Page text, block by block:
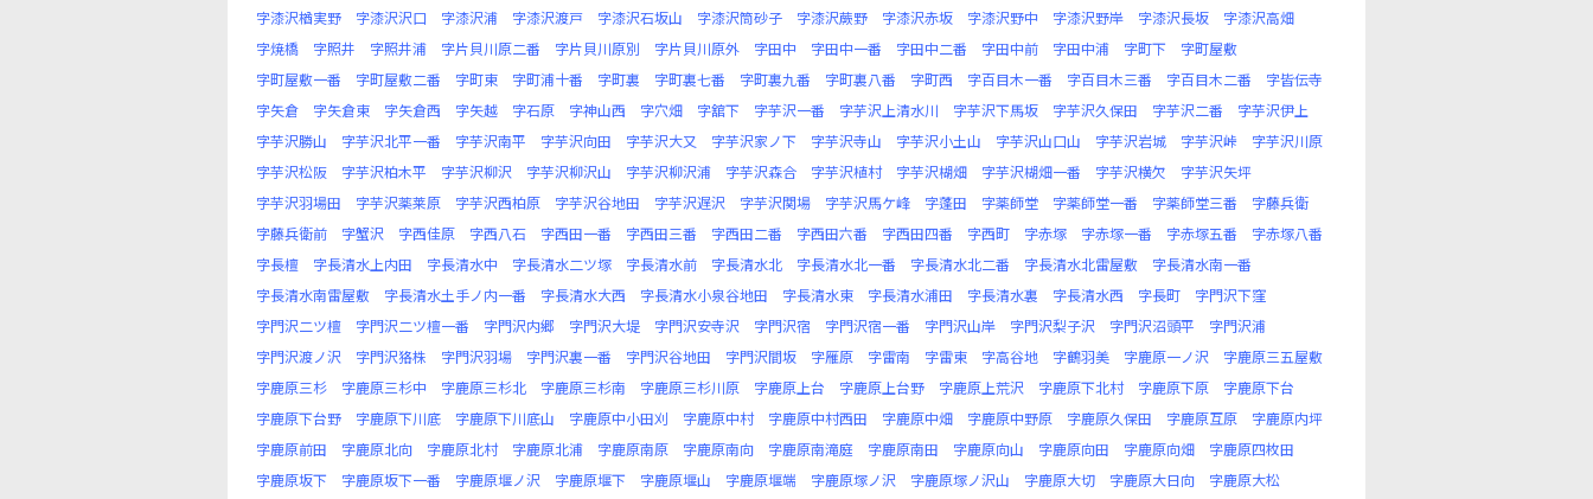
字漆沢楢実野
字漆沢沢口 字漆沢浦 字漆沢渡戸 字漆沢石坂山 字漆沢筒砂子 字漆沢蕨野 字漆沢赤坂 字漆沢野中 字漆沢野岸 字漆沢長坂
字漆沢高畑
字焼橋
字照井 字照井浦 字片貝川原二番 字片貝川原別 字片貝川原外 字田中 字田中一番 字田中二番 字田中前 字田中浦 字町下
字町屋敷
字町屋敷一番
字町屋敷二番 字町東 字町浦十番 字町裏 字町裏七番 字町裏九番 字町裏八番 字町西 字百目木一番 字百目木三番 字百目木二番
字皆伝寺
字矢倉
字矢倉東 字矢倉西 字矢越 字石原 字神山西 字穴畑 字舘下 字芋沢一番 字芋沢上清水川 字芋沢下馬坂 字芋沢久保田 字芋沢二番
字芋沢伊上
字芋沢勝山
字芋沢北平一番 字芋沢南平 字芋沢向田 字芋沢大又 字芋沢家ノ下 字芋沢寺山 字芋沢小土山 字芋沢山口山 字芋沢岩城 字芋沢峠
字芋沢川原
字芋沢松阪
字芋沢柏木平 字芋沢柳沢 字芋沢柳沢山 字芋沢柳沢浦 字芋沢森合 字芋沢植村 字芋沢楜畑 字芋沢楜畑一番 字芋沢横欠
字芋沢矢坪
字芋沢羽場田
字芋沢薬莱原 字芋沢西柏原 字芋沢谷地田 字芋沢遅沢 字芋沢関場 字芋沢馬ケ峰 字蓬田 字薬師堂 字薬師堂一番 字薬師堂三番
字藤兵衛
字藤兵衛前
字蟹沢 字西佳原 字西八石 字西田一番 字西田三番 字西田二番 字西田六番 字西田四番 字西町 字赤塚 字赤塚一番 字赤塚五番
字赤塚八番
字長檀
字長清水上内田 字長清水中 字長清水二ツ塚 字長清水前 字長清水北 字長清水北一番 字長清水北二番 字長清水北雷屋敷
字長清水南一番
字長清水南雷屋敷
字長清水土手ノ内一番 字長清水大西 字長清水小泉谷地田 字長清水東 字長清水浦田 字長清水裏 字長清水西 字長町
字門沢下窪
字門沢二ツ檀
字門沢二ツ檀一番 字門沢内郷 字門沢大堤 字門沢安寺沢 字門沢宿 字門沢宿一番 字門沢山岸 字門沢梨子沢 字門沢沼頭平
字門沢浦
字門沢渡ノ沢
字門沢狢株 字門沢羽場 字門沢裏一番 字門沢谷地田 字門沢間坂 字雁原 字雷南 字雷東 字高谷地 字鶴羽美 字鹿原一ノ沢
字鹿原三五屋敷
字鹿原三杉
字鹿原三杉中 字鹿原三杉北 字鹿原三杉南 字鹿原三杉川原 字鹿原上台 字鹿原上台野 字鹿原上荒沢 字鹿原下北村 字鹿原下原
字鹿原下台
字鹿原下台野
字鹿原下川底 字鹿原下川底山 字鹿原中小田刈 字鹿原中村 字鹿原中村西田 字鹿原中畑 字鹿原中野原 字鹿原久保田 字鹿原互原
字鹿原内坪
字鹿原前田
字鹿原北向 字鹿原北村 字鹿原北浦 字鹿原南原 字鹿原南向 字鹿原南滝庭 字鹿原南田 字鹿原向山 字鹿原向田 字鹿原向畑
字鹿原四枚田
字鹿原坂下
字鹿原坂下一番 字鹿原堰ノ沢 字鹿原堰下 字鹿原堰山 字鹿原堰端 字鹿原塚ノ沢 字鹿原塚ノ沢山 字鹿原大切 字鹿原大日向
字鹿原大松